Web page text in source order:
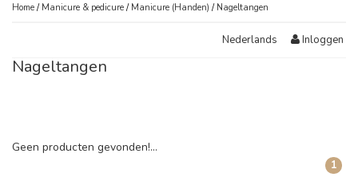
Home / Manicure & pedicure / Manicure (Handen) / Nageltangen
Nederlands Inloggen
Nageltangen
Geen producten gevonden!...
1